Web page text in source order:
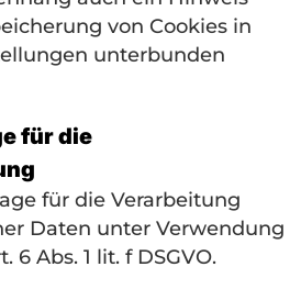
von Cookies in
unterbunden
für die
für die Verarbeitung
Daten unter Verwendung
6 Abs. 1 lit. f DSGVO.